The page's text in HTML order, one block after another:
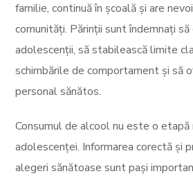
familie, continuă în școală și are
comunități. Părinții sunt îndemnați
adolescenții, să stabilească limite
schimbările de comportament și să
personal sănătos.
Consumul de alcool nu este o etapă
adolescenței. Informarea corectă și
alegeri sănătoase sunt pași